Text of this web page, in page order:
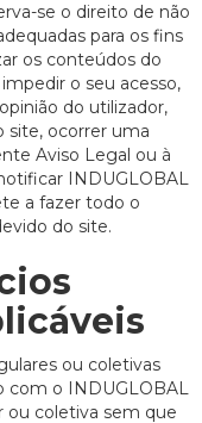
se o direito de não
para os fins
os conteúdos do
o seu acesso,
do utilizador,
site, ocorrer uma
Aviso Legal ou à
INDUGLOBAL
a fazer todo o
do site.
ou coletivas
com o INDUGLOBAL
ou coletiva sem que